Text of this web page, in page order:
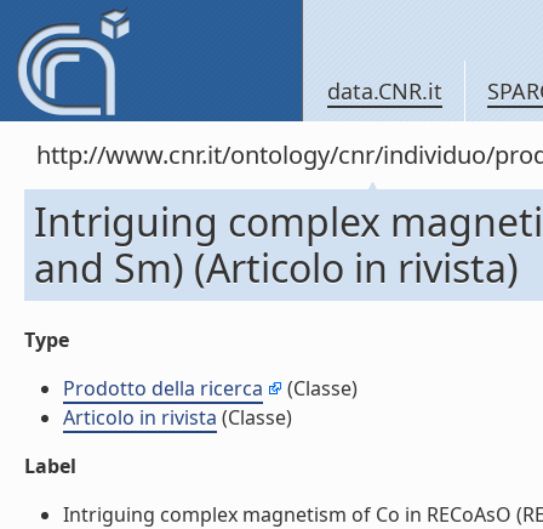
data.CNR.it
http://www.cnr.it/ontology/cnr/individuo/
Intriguing complex
and Sm) (Articolo in rivista)
Type
Prodotto della ricerca
(Classe)
Articolo in rivista (Classe)
Label
Intriguing complex magnetism of Co in RECoAsO